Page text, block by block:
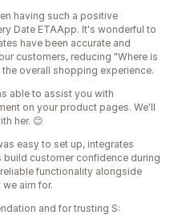
having such a positive
Date ETAApp. It's wonderful to
have been accurate and
customers, reducing "Where is
overall shopping experience.
able to assist you with
on your product pages. We'll
her. 😊
easy to set up, integrates
customer confidence during
functionality alongside
aim for.
and for trusting S: